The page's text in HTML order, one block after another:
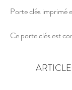
Porte clés imprimé
Ce porte clés est